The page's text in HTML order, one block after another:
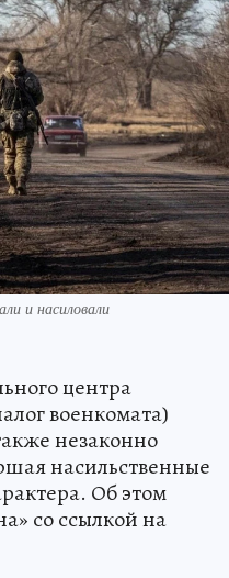
и насиловали
центра
военкомата)
незаконно
насильственные
Об этом
со ссылкой на